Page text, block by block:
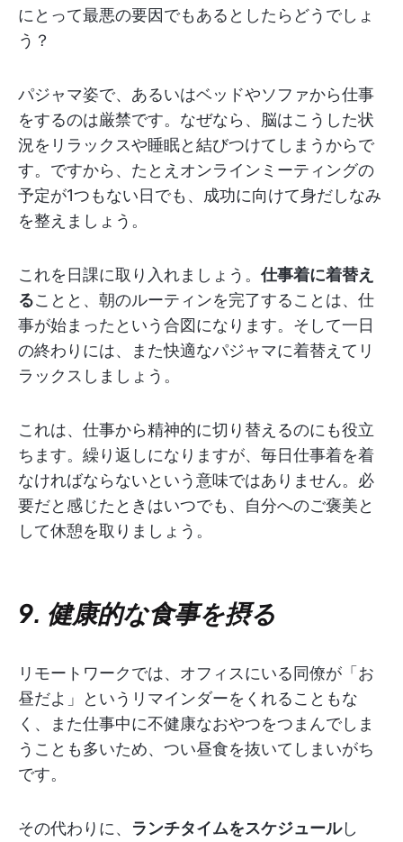
にとって最悪の要因でもあるとしたらどうでしょ
う？
パジャマ姿で、あるいはベッドやソファから仕事
をするのは厳禁です。なぜなら、脳はこうした状
況をリラックスや睡眠と結びつけてしまうからで
す。ですから、たとえオンラインミーティングの
予定が1つもない日でも、成功に向けて身だしなみ
を整えましょう。
これを日課に取り入れましょう。仕事着に着替え
ることと、朝のルーティンを完了することは、仕
事が始まったという合図になります。そして一日
の終わりには、また快適なパジャマに着替えてリ
ラックスしましょう。
これは、仕事から精神的に切り替えるのにも役立
ちます。繰り返しになりますが、毎日仕事着を着
なければならないという意味ではありません。必
要だと感じたときはいつでも、自分へのご褒美と
して休憩を取りましょう。
9. 健康的な食事を摂る
リモートワークでは、オフィスにいる同僚が「お
昼だよ」というリマインダーをくれることもな
く、また仕事中に不健康なおやつをつまんでしま
うことも多いため、つい昼食を抜いてしまいがち
です。
その代わりに、 ランチタイムをスケジュールし